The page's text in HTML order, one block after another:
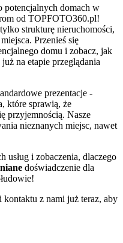
potencjalnych domach w
od TOPFOTO360.pl!
strukturę nieruchomości,
Przenieś się
domu i zobacz, jak
na etapie przeglądania
prezentacje -
które sprawią, że
przyjemnością. Nasze
nieznanych miejsc, nawet
usług i zobaczenia, dlaczego
doświadczenie dla
z nami już teraz, aby